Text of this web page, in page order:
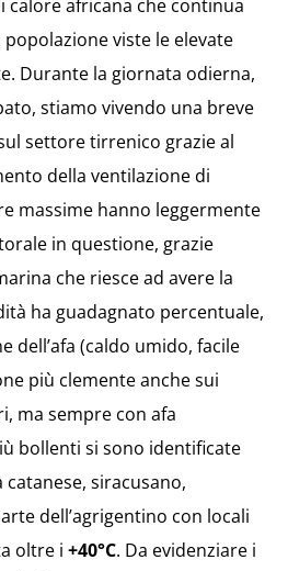
calore africana che continua
viste le elevate
Durante la giornata odierna,
stiamo vivendo una breve
settore tirrenico grazie al
della ventilazione di
massime hanno leggermente
in questione, grazie
che riesce ad avere la
ha guadagnato percentuale,
dell’afa (caldo umido, facile
più clemente anche sui
ma sempre con afa
bollenti si sono identificate
siracusano,
dell’agrigentino con locali
oltre i +40°C. Da evidenziare i